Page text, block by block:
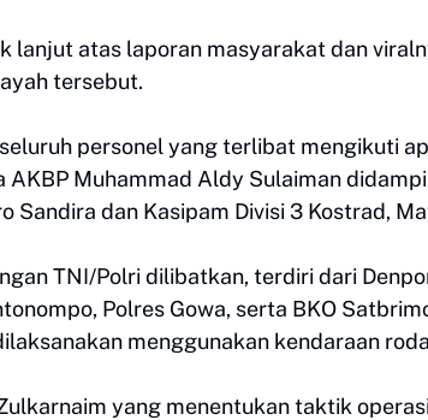
lanjut atas laporan masyarakat dan
tersebut.
personel yang terlibat mengikuti
AKBP Muhammad Aldy Sulaiman
Sandira dan Kasipam Divisi 3 Kostrad,
TNI/Polri dilibatkan, terdiri dari
Polres Gowa, serta BKO
menggunakan kendaraan
yang menentukan taktik